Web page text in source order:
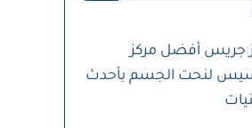
جريس أفضل مركز
لنحت الجسم بأحدث